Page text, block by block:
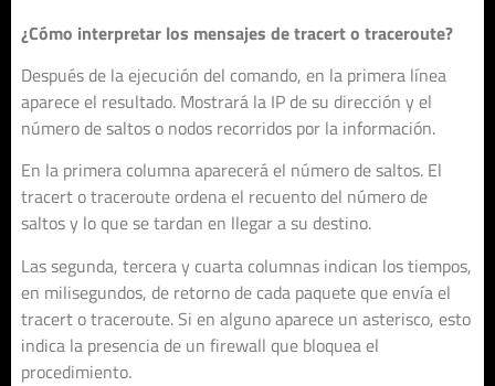
¿Cómo interpretar los mensajes de tracert o traceroute?
Después de la ejecución del comando, en la primera línea
aparece el resultado. Mostrará la IP de su dirección y el
número de saltos o nodos recorridos por la información.
En la primera columna aparecerá el número de saltos. El
tracert o traceroute ordena el recuento del número de
saltos y lo que se tardan en llegar a su destino.
Las segunda, tercera y cuarta columnas indican los tiempos,
en milisegundos, de retorno de cada paquete que envía el
tracert o traceroute. Si en alguno aparece un asterisco, esto
indica la presencia de un firewall que bloquea el
procedimiento.